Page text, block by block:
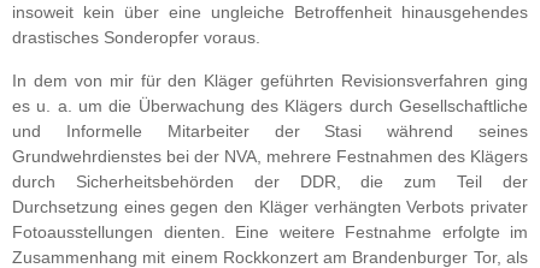
insoweit kein über eine ungleiche Betroffenheit hinausgehendes
drastisches Sonderopfer voraus.
In dem von mir für den Kläger geführten Revisionsverfahren ging
es u. a. umdie Überwachung des Klägers durch Gesellschaftliche
und Informelle Mitarbeiter der Stasi während seines
Grundwehrdienstes bei der NVA, mehrere Festnahmen des Klägers
durch Sicherheitsbehörden der DDR, die zum Teil der
Durchsetzung eines gegen den Kläger verhängten Verbots privater
Fotoausstellungen dienten. Eine weitere Festnahme erfolgte im
Zusammenhang mit einem Rockkonzert am Brandenburger Tor, als